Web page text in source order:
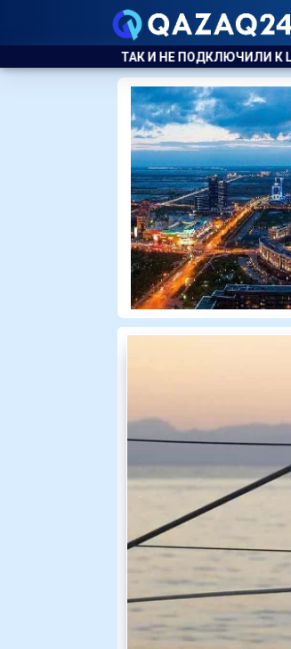
К ЦЕНТРАЛЬНОМУ ОТОПЛЕНИЮ